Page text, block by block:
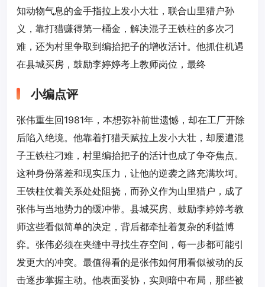
知动物气息的金手指拉上发小大壮，联合山里猎户孙
义，靠打猎赚得第一桶金，解决混子王铁柱的多次刁
难，还为村里争取到编抬把子的增收活计。他抓住机遇
在县城买房，鼓励李婷婷考上教师岗位，最终
小编点评
张伟重生回1981年，本想弥补前世遗憾，却在工厂开除
后陷入绝境。他靠着打猎天赋拉上发小大壮，却屡遭混
子王铁柱刁难，村里编抬把子的活计也成了争夺焦点。
这种身份落差和现实压力，让他的逆袭之路充满坎坷。
王铁柱仗着关系处处阻挠，而孙义作为山里猎户，成了
张伟与当地势力的缓冲带。县城买房、鼓励李婷婷考教
师这些看似简单的决定，背后都牵扯着复杂的利益博
弈。张伟必须在夹缝中寻找生存空间，每一步都可能引
发更大的冲突。最值得看的是张伟如何用看似被动的反
击逐步掌握主动。他表面妥协，实则暗中布局，那些被